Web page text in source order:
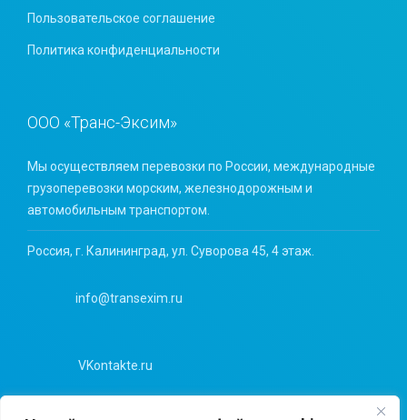
Пользовательское соглашение
Политика конфиденциальности
ООО «Транс-Эксим»
Мы осуществляем перевозки по России, международные
грузоперевозки морским, железнодорожным и
автомобильным транспортом.
Россия, г. Калининград, ул. Суворова 45, 4 этаж.
info@transexim.ru
VKontakte.ru